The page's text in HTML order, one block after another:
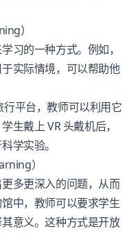
）
习的一种方式。例如，
实际情境，可以帮助他
平台，教师可以利用它
生戴上 VR 头戴机后，
学实验。
）
多更深入的问题，从而
中，教师可以要求学生
意义。这种方式是开放